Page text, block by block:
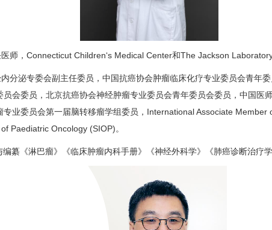
医师，Connecticut Children‘s Medical Center和The Jackson
分泌专委会副主任委员，中国抗癌协会肿瘤临床化疗专业委员会青年
会委员，北京抗癌协会神经肿瘤专业委员会青年委员会委员，中国医
业委员会第一届脑转移瘤学组委员，International Associate Member
Paediatric Oncology (SIOP)。
纂《淋巴瘤》《临床肿瘤内科手册》《神经外科学》《肺癌诊断治疗